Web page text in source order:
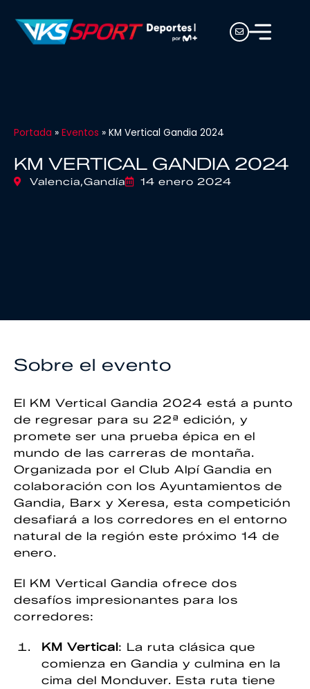
Portada » Eventos » KM Vertical Gandia 2024
KM VERTICAL GANDIA 2024
Valencia,Gandía 14 enero 2024
Sobre el evento
El KM Vertical Gandia 2024 está a punto
de regresar para su 22ª edición, y
promete ser una prueba épica en el
mundo de las carreras de montaña.
Organizada por el Club Alpí Gandia en
colaboración con los Ayuntamientos de
Gandia, Barx y Xeresa, esta competición
desafiará a los corredores en el entorno
natural de la región este próximo 14 de
enero.
El KM Vertical Gandia ofrece dos
desafíos impresionantes para los
corredores:
KM Vertical: La ruta clásica que
comienza en Gandia y culmina en la
cima del Monduver. Esta ruta tiene